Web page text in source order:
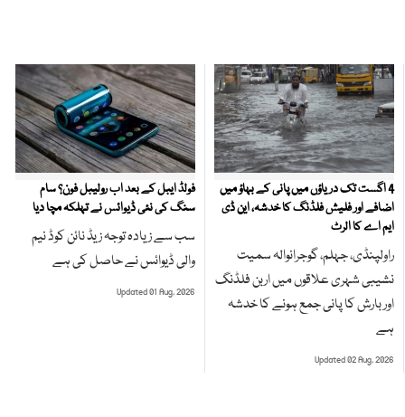
4 اگست تک دریاؤں میں پانی کے بہاؤ میں
اضافے اور فلیش فلڈنگ کا خدشہ، این ڈی
ایم اے کا الرٹ
راولپنڈی، جہلم، گوجرانوالہ سمیت
نشیبی شہری علاقوں میں اربن فلڈنگ
اور بارش کا پانی جمع ہونے کا خدشہ
ہے
Updated 02 Aug, 2026
فولڈ ایبل کے بعد اب رولیبل فون؟ سام
سنگ کی نئی ڈیوائس نے تہلکہ مچا دیا
سب سے زیادہ توجہ زیڈ نائن کوڈ نیم
والی ڈیوائس نے حاصل کی ہے
Updated 01 Aug, 2026